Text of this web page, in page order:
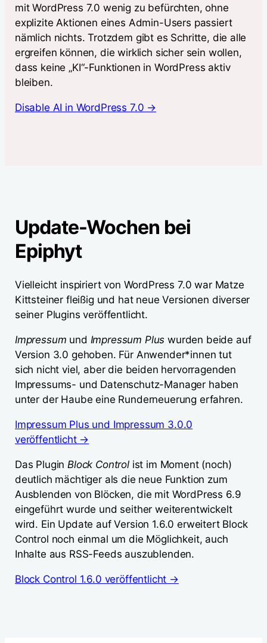
mit WordPress 7.0 wenig zu befürchten, ohne
explizite Aktionen eines Admin-Users passiert
nämlich nichts. Trotzdem gibt es Schritte, die alle
ergreifen können, die wirklich sicher sein wollen,
dass keine „KI“-Funktionen in WordPress aktiv
bleiben.
Disable AI in WordPress 7.0 →
Update-Wochen bei
Epiphyt
Vielleicht inspiriert von WordPress 7.0 war Matze
Kittsteiner fleißig und hat neue Versionen diverser
seiner Plugins veröffentlicht.
Impressum und Impressum Plus wurden beide auf
Version 3.0 gehoben. Für Anwender*innen tut
sich nicht viel, aber die beiden hervorragenden
Impressums- und Datenschutz-Manager haben
unter der Haube eine Runderneuerung erfahren.
Impressum Plus und Impressum 3.0.0
veröffentlicht →
Das PluginBlock Controlist im Moment (noch)
deutlich mächtiger als die neue Funktion zum
Ausblenden von Blöcken, die mit WordPress 6.9
eingeführt wurde und seither weiterentwickelt
wird. Ein Update auf Version 1.6.0 erweitert Block
Control noch einmal um die Möglichkeit, auch
Inhalte aus RSS-Feeds auszublenden.
Block Control 1.6.0 veröffentlicht →